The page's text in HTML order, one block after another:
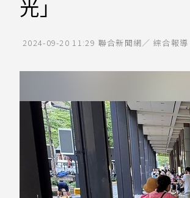
光」
2024-09-20 11:29 聯合新聞網／ 綜合報導